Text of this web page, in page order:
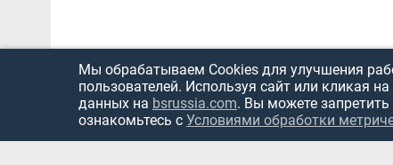
Мы обрабатываем Cookies для улучшения
пользователей. Используя сайт или кликая
данных на bsrussia.com. Вы можете запретить
ознакомьтесь с Условиями обработки